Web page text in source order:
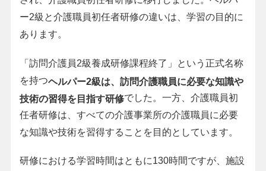
ー2級と介護職員初任者研修の違いは、学習の目的に
あります。
「訪問介護員2級養成研修課程終了」という正式名称
を持つヘルパー2級は、訪問介護職員に必要な知識や
技術の習得を目指す研修でした。一方、介護職員初
任者研修は、すべての介護事業所の介護職員に必要
な知識や技術を習得することを目的としています。
研修における学習時間はともに130時間ですが、施設